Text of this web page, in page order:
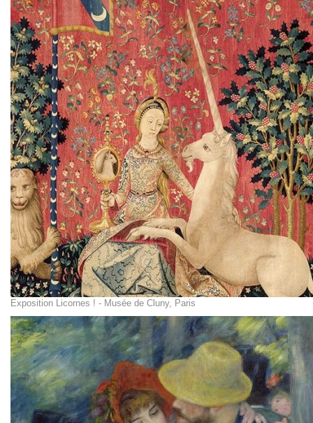
Exposition Licornes ! - Musée de Cluny, Paris